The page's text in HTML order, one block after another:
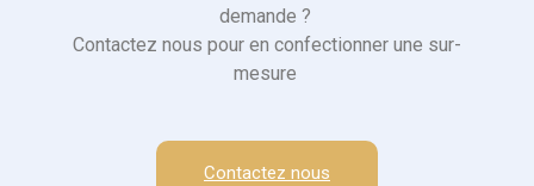
demande ?
Contactez nous pour en confectionner une sur-
mesure
Contactez nous